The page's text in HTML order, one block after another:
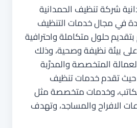
شركة تنظيف الحمدانية
في مجال خدمات التنظيف
حلول متكاملة واحترافية
بيئة نظيفة وصحية، وذلك
المتخصصة والمدرَّبة
تقدم خدمات تنظيف
وخدمات متخصصة مثل
الافراح والمساجد، وتهدف